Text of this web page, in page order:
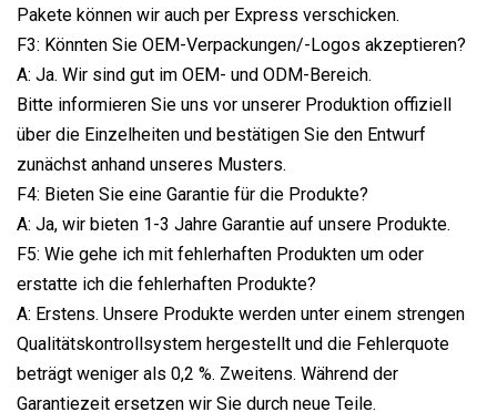
Pakete können wir auch per Express verschicken.
F3: Könnten Sie OEM-Verpackungen/-Logos akzeptieren?
A: Ja. Wir sind gut im OEM- und ODM-Bereich.
Bitte informieren Sie uns vor unserer Produktion offiziell
über die Einzelheiten und bestätigen Sie den Entwurf
zunächst anhand unseres Musters.
F4: Bieten Sie eine Garantie für die Produkte?
A: Ja, wir bieten 1-3 Jahre Garantie auf unsere Produkte.
F5: Wie gehe ich mit fehlerhaften Produkten um oder
erstatte ich die fehlerhaften Produkte?
A: Erstens. Unsere Produkte werden unter einem strengen
Qualitätskontrollsystem hergestellt und die Fehlerquote
beträgt weniger als 0,2 %. Zweitens. Während der
Garantiezeit ersetzen wir Sie durch neue Teile.